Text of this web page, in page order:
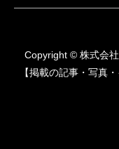
Copyright © 株式会
【掲載の記事・写真